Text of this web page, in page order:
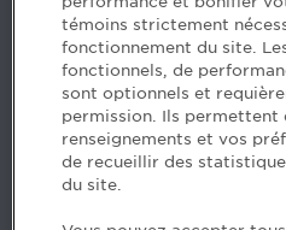
H3B 2G2
www.cpaquebec.ca
Des questions? Faites
Envie de mettre de
les postes disponibles >
témoins strictement
fonctionnement du site.
fonctionnels, de
sont optionnels et
permission. Ils permettent
renseignements et vos
de recueillir des
du site.